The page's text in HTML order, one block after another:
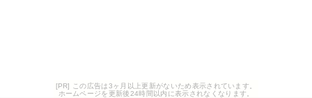
[PR] この広告は3ヶ月以上更新がないため表示されています。
ホームページを更新後24時間以内に表示されなくなります。